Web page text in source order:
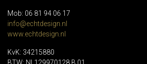
Mob: 06 81 94 06 17
info@echtdesign.nl
www.echtdesign.nl
KvK: 34215880